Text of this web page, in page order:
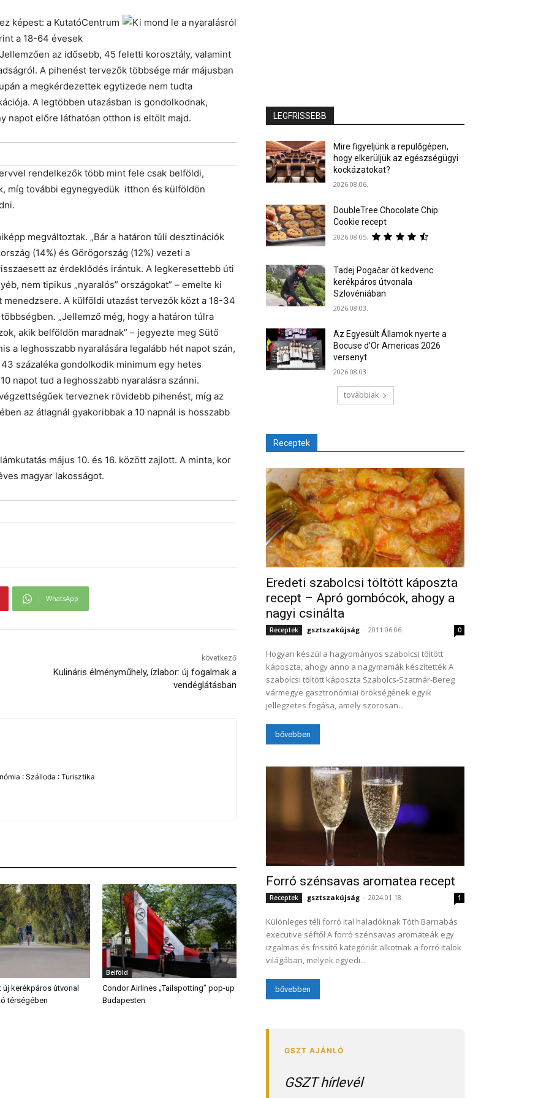
képest: a KutatóCentrum
a 18-64 évesek
az idősebb, 45 feletti korosztály, valamint
A pihenést tervezők többsége már májusban
a megkérdezettek egytizede nem tudta
A legtöbben utazásban is gondolkodnak,
napot előre láthatóan otthon is eltölt majd.
rendelkezők több mint fele csak belföldi,
míg további egynegyedük itthon és külföldön
megváltoztak. „Bár a határon túli desztinációk
(14%) és Görögország (12%) vezeti a
az érdeklődés irántuk. A legkeresettebb úti
nem tipikus „nyaralós” országokat” – emelte ki
A külföldi utazást tervezők közt a 18-34
„Jellemző még, hogy a határon túlra
akik belföldön maradnak” – jegyezte meg Sütő
a leghosszabb nyaralására legalább hét napot szán,
százaléka gondolkodik minimum egy hetes
napot tud a leghosszabb nyaralásra szánni.
terveznek rövidebb pihenést, míg az
az átlagnál gyakoribbak a 10 napnál is hosszabb
május 10. és 16. között zajlott. A minta, kor
magyar lakosságot.
WhatsApp
következő
Kulináris élményműhely, ízlabor: új fogalmak a
vendéglátásban
: Szálloda : Turisztika
kerékpáros útvonal
térségében
Belföld
Condor Airlines „Tailspotting” pop-up
Budapesten
LEGFRISSEBB
Mire figyeljünk a repülőgépen,
hogy elkerüljük az egészségügyi
kockázatokat?
2026.08.06.
DoubleTree Chocolate Chip
Cookie recept
2026.08.05.
Tadej Pogačar öt kedvenc
kerékpáros útvonala
Szlovéniában
2026.08.03.
Az Egyesült Államok nyerte a
Bocuse d’Or Americas 2026
versenyt
2026.08.03.
továbbiak
Receptek
Eredeti szabolcsi töltött káposzta
recept – Apró gombócok, ahogy a
nagyi csinálta
Receptek gsztszakújság - 2011.06.06. 0
Hogyan készül a hagyományos szabolcsi töltött
káposzta, ahogy anno a nagymamák készítették A
szabolcsi töltött káposzta Szabolcs-Szatmár-Bereg
vármegye gasztronómiai örökségének egyik
jellegzetes fogása, amely szorosan...
bővebben
Forró szénsavas aromatea recept
Receptek gsztszakújság - 2024.01.18. 1
Különleges téli forró ital haladóknak Tóth Barnabás
executive séftől A forró szénsavas aromateák egy
izgalmas és frissítő kategóriát alkotnak a forró italok
világában, melyek egyedi...
bővebben
GSZT hírlevél